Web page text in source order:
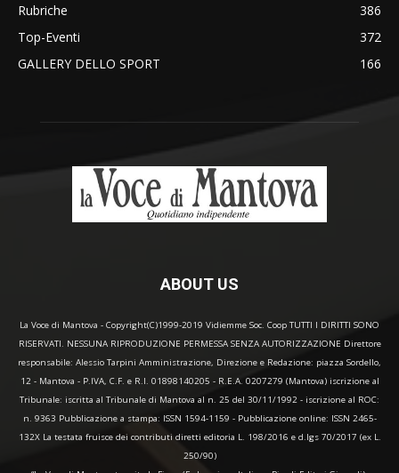
Rubriche
386
Top-Eventi
372
GALLERY DELLO SPORT
166
ABOUT US
La Voce di Mantova - Copyright(C)1999-2019 Vidiemme Soc. Coop TUTTI I DIRITTI SONO
RISERVATI. NESSUNA RIPRODUZIONE PERMESSA SENZA AUTORIZZAZIONE Direttore
responsabile: Alessio Tarpini Amministrazione, Direzione e Redazione: piazza Sordello,
12 - Mantova - P.IVA, C.F. e R.I. 01898140205 - R.E.A. 0207279 (Mantova) iscrizione al
Tribunale: iscritta al Tribunale di Mantova al n. 25 del 30/11/1992 - iscrizione al ROC:
n. 9363 Pubblicazione a stampa: ISSN 1594-1159 - Pubblicazione online: ISSN 2465-
132X La testata fruisce dei contributi diretti editoria L. 198/2016 e d.lgs 70/2017 (ex L.
250/90)